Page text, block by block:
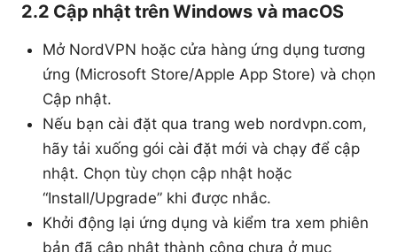
2.2 Cập nhật trên Windows và macOS
Mở NordVPN hoặc cửa hàng ứng dụng tương
ứng (Microsoft Store/Apple App Store) và chọn
Cập nhật.
Nếu bạn cài đặt qua trang web nordvpn.com,
hãy tải xuống gói cài đặt mới và chạy để cập
nhật. Chọn tùy chọn cập nhật hoặc
“Install/Upgrade” khi được nhắc.
Khởi động lại ứng dụng và kiểm tra xem phiên
bản đã cập nhật thành công chưa ở mục